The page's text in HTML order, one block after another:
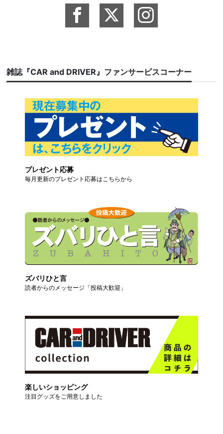
雑誌『CAR and DRIVER』ファンサービスコーナー
プレゼント応募
毎月更新のプレゼント応募はこちらから
ズバリひと言
読者からのメッセージ「投稿大歓迎」
楽しいショッピング
注目グッズをご用意しました